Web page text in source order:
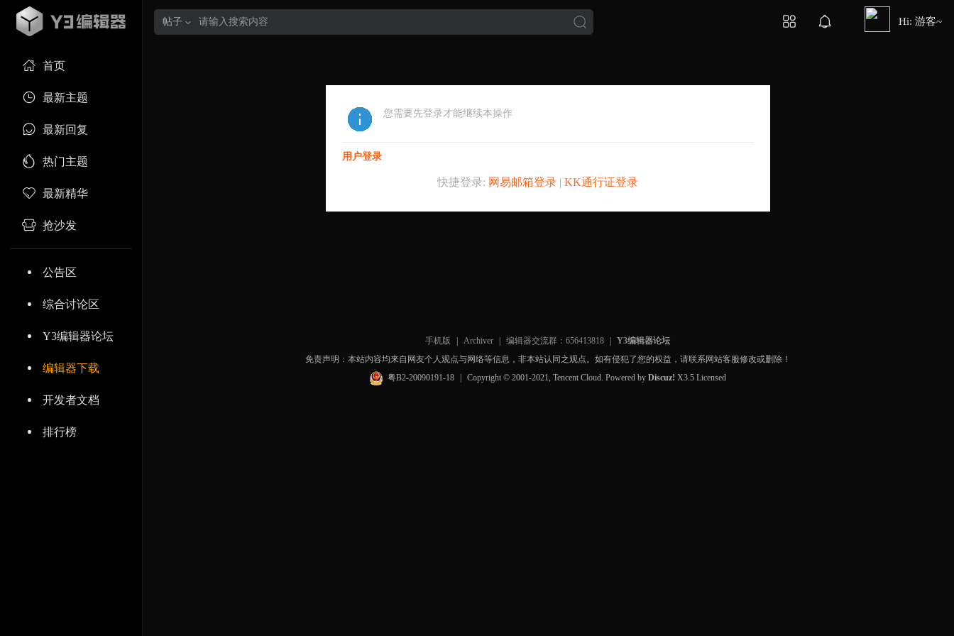
首页
最新主题
最新回复
热门主题
最新精华
抢沙发
公告区
综合讨论区
Y3编辑器论坛
编辑器下载
开发者文档
排行榜
帖子 Hi: 游客~
您需要先登录才能继续本操作
用户登录
快捷登录: 网易邮箱登录| KK通行证登录
手机版 Archiver 编辑器交流群：656413818
Y3编辑器论坛
免责声明：本站内容均来自网友个人观点与网络等信息，非本站认同之观点。如有侵犯了您的权益，请联系网站客服修改或删除！
粤B2-20090191-18
Copyright © 2001-2021, Tencent Cloud. Powered byDiscuz! X3.5 Licensed